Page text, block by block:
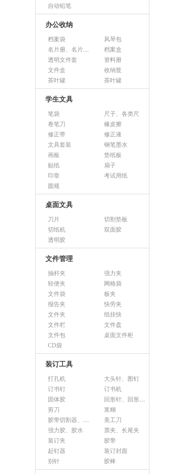
自动铅笔
办公收纳
档案袋
风琴包
名片册、名片盒、名片座
档案盒
透明文件套
资料册
文件盒
收纳筐
茶叶罐
茶叶罐
学生文具
笔袋
尺子、各类尺
卷笔刀
橡皮擦
修正带
修正液
文具套装
钢笔墨水
画板
垫纸板
贴纸
扇子
印章
考试用纸
圆规
桌面文具
刀片
切割垫板
切纸机
双面胶
透明胶
文件管理
抽杆夹
强力夹
轻便夹
网格袋
文件袋
板夹
报告夹
快劳夹
文件夹
纸挂快
文件栏
文件盘
文件包
桌面文件柜
CD袋
装订工具
打孔机
大头针、图钉
订书钉
订书机
固体胶
回形针、回形针盒
剪刀
浆糊
胶带切割器、胶带座、封箱器
美工刀
强力胶、胶水
票夹、长尾夹
装订夹
胶带
起钉器
装订封面
别针
胶棒